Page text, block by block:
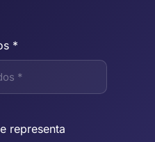
*
representa